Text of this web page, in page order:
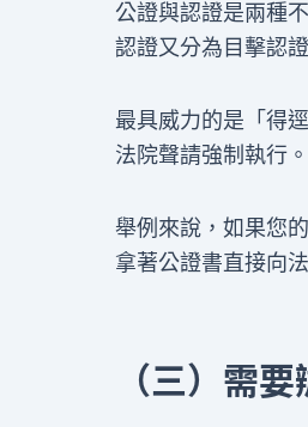
公證與認證是兩種
認證又分為目擊認
最具威力的是「得
法院聲請強制執行
舉例來說，如果您
拿著公證書直接向
（三）需